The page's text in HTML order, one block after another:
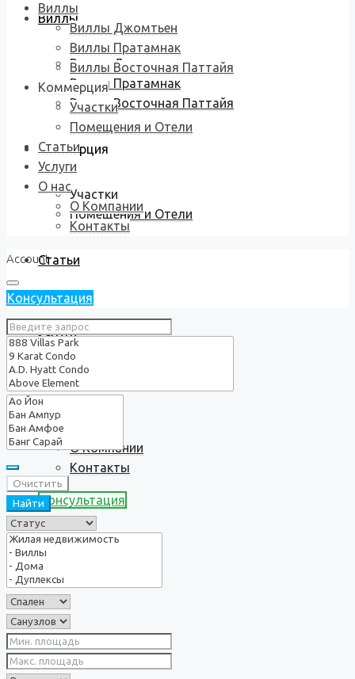
Виллы
Виллы Джомтьен
Виллы Пратамнак
Виллы Восточная Паттайя
Коммерция
Участки
Помещения и Отели
Статьи
Услуги
О нас
О Компании
Контакты
Консультация
Виллы
Виллы Джомтьен
Виллы Пратамнак
Виллы Восточная Паттайя
Коммерция
Участки
Помещения и Отели
Статьи
Услуги
О нас
О Компании
Контакты
Account
Консультация
Очистить
Найти